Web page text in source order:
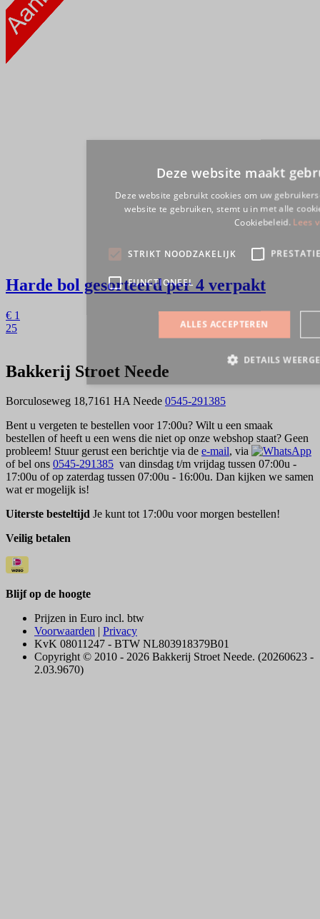
Harde bol gesorteerd per 4 verpakt
€ 1
25
Bakkerij Stroet Neede
Borculoseweg 18,7161 HA Neede 0545-291385
Bent u vergeten te bestellen voor 17:00u? Wilt u een smaak
bestellen of heeft u een wens die niet op onze webshop staat? Geen
probleem! Stuur gerust een berichtje via de e-mail, via
of bel ons 0545-291385 van dinsdag t/m vrijdag tussen 07:00u -
17:00u of op zaterdag tussen 07:00u - 16:00u. Dan kijken we samen
wat er mogelijk is!
Uiterste besteltijd Je kunt tot 17:00u voor morgen bestellen!
Veilig betalen
Blijf op de hoogte
Prijzen in Euro incl. btw
Voorwaarden
Privacy
KvK 08011247 - BTW NL803918379B01
Copyright © 2010 - 2026 Bakkerij Stroet Neede. (20260623 -
2.03.9670)